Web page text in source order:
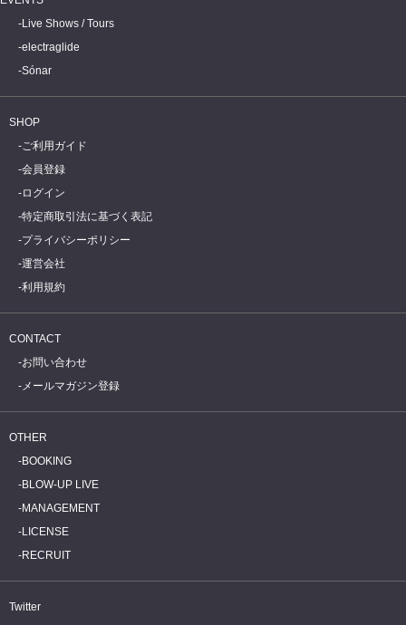
Live Shows / Tours
electraglide
Sónar
SHOP
ご利用ガイド
会員登録
ログイン
特定商取引法に基づく表記
プライバシーポリシー
運営会社
利用規約
CONTACT
お問い合わせ
メールマガジン登録
OTHER
BOOKING
BLOW-UP LIVE
MANAGEMENT
LICENSE
RECRUIT
Twitter